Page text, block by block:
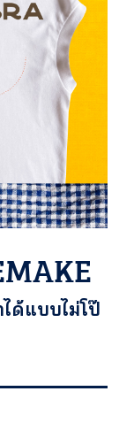
ได้แบบไม่โป๊